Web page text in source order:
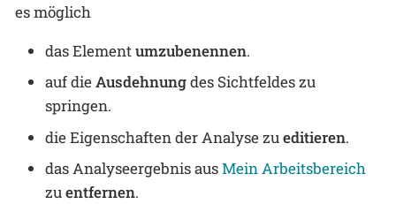
es möglich
das Elementumzubenennen.
auf dieAusdehnungdes Sichtfeldes zu
springen.
die Eigenschaften der Analyse zueditieren.
das Analyseergebnis ausMein Arbeitsbereich
zuentfernen.